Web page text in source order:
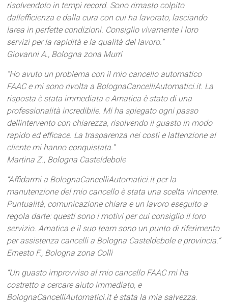
risolvendolo in tempi record. Sono rimasto colpito
dallefficienza e dalla cura con cui ha lavorato, lasciando
larea in perfette condizioni. Consiglio vivamente i loro
servizi per la rapidità e la qualità del lavoro.”
Giovanni A., Bologna zona Murri
“Ho avuto un problema con il mio cancello automatico
FAAC e mi sono rivolta a BolognaCancelliAutomatici.it. La
risposta è stata immediata e Amatica è stato di una
professionalità incredibile. Mi ha spiegato ogni passo
dellintervento con chiarezza, risolvendo il guasto in modo
rapido ed efficace. La trasparenza nei costi e lattenzione al
cliente mi hanno conquistata.”
Martina Z., Bologna Casteldebole
“Affidarmi a BolognaCancelliAutomatici.it per la
manutenzione del mio cancello è stata una scelta vincente.
Puntualità, comunicazione chiara e un lavoro eseguito a
regola darte: questi sono i motivi per cui consiglio il loro
servizio. Amatica e il suo team sono un punto di riferimento
per assistenza cancelli a Bologna Casteldebole e provincia.”
Ernesto F., Bologna zona Colli
“Un guasto improvviso al mio cancello FAAC mi ha
costretto a cercare aiuto immediato, e
BolognaCancelliAutomatici.it è stata la mia salvezza.